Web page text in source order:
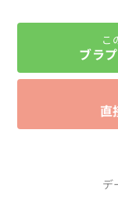
こ
ブラ
直
デ